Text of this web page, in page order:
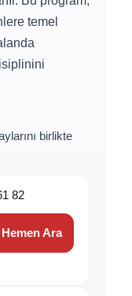
temel
birlikte
82
Hemen Ara